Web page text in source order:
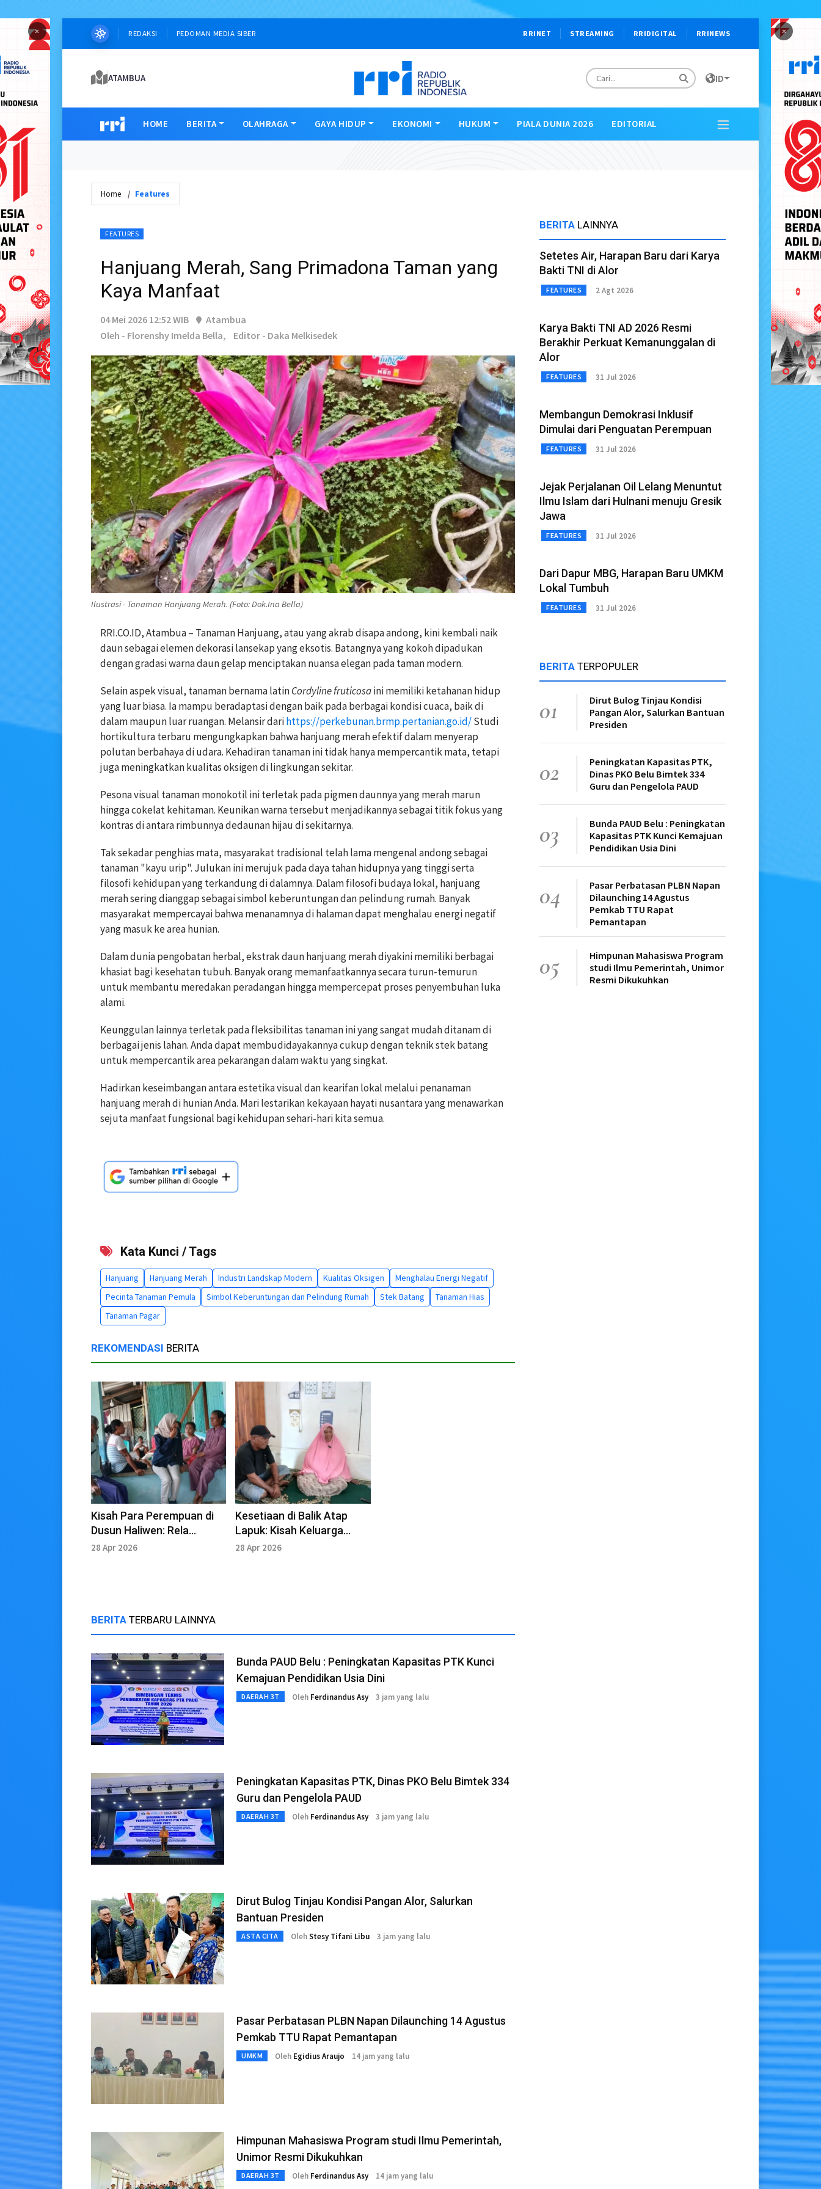
× ×
REDAKSI PEDOMAN MEDIA SIBER RRINET STREAMING RRIDIGITAL RRINEWS
ATAMBUA ID
HOME BERITA OLAHRAGA GAYA HIDUP EKONOMI HUKUM PIALA DUNIA 2026 EDITORIAL
Home Features
FEATURES
Hanjuang Merah, Sang Primadona Taman yang
Kaya Manfaat
04 Mei 2026 12:52 WIB
Atambua
Oleh - Florenshy Imelda Bella,
Editor - Daka Melkisedek
Ilustrasi - Tanaman Hanjuang Merah. (Foto: Dok.Ina Bella)
RRI.CO.ID, Atambua – Tanaman Hanjuang, atau yang akrab disapa andong, kini kembali naik
daun sebagai elemen dekorasi lansekap yang eksotis. Batangnya yang kokoh dipadukan
dengan gradasi warna daun gelap menciptakan nuansa elegan pada taman modern.
Selain aspek visual, tanaman bernama latinCordyline fruticosaini memiliki ketahanan hidup
yang luar biasa. Ia mampu beradaptasi dengan baik pada berbagai kondisi cuaca, baik di
dalam maupun luar ruangan. Melansir darihttps://perkebunan.brmp.pertanian.go.id/Studi
hortikultura terbaru mengungkapkan bahwa hanjuang merah efektif dalam menyerap
polutan berbahaya di udara. Kehadiran tanaman ini tidak hanya mempercantik mata, tetapi
juga meningkatkan kualitas oksigen di lingkungan sekitar.
Pesona visual tanaman monokotil ini terletak pada pigmen daunnya yang merah marun
hingga cokelat kehitaman. Keunikan warna tersebut menjadikannya sebagai titik fokus yang
kontras di antara rimbunnya dedaunan hijau di sekitarnya.
Tak sekadar penghias mata, masyarakat tradisional telah lama mengenal andong sebagai
tanaman "kayu urip". Julukan ini merujuk pada daya tahan hidupnya yang tinggi serta
filosofi kehidupan yang terkandung di dalamnya. Dalam filosofi budaya lokal, hanjuang
merah sering dianggap sebagai simbol keberuntungan dan pelindung rumah. Banyak
masyarakat mempercayai bahwa menanamnya di halaman dapat menghalau energi negatif
yang masuk ke area hunian.
Dalam dunia pengobatan herbal, ekstrak daun hanjuang merah diyakini memiliki berbagai
khasiat bagi kesehatan tubuh. Banyak orang memanfaatkannya secara turun-temurun
untuk membantu meredakan peradangan hingga mempercepat proses penyembuhan luka
alami.
Keunggulan lainnya terletak pada fleksibilitas tanaman ini yang sangat mudah ditanam di
berbagai jenis lahan. Anda dapat membudidayakannya cukup dengan teknik stek batang
untuk mempercantik area pekarangan dalam waktu yang singkat.
Hadirkan keseimbangan antara estetika visual dan kearifan lokal melalui penanaman
hanjuang merah di hunian Anda. Mari lestarikan kekayaan hayati nusantara yang menawarkan
sejuta manfaat fungsional bagi kehidupan sehari-hari kita semua.
Kata Kunci / Tags
Hanjuang Hanjuang Merah Industri Landskap Modern Kualitas Oksigen
Menghalau Energi Negatif
Pecinta Tanaman Pemula
Simbol Keberuntungan dan Pelindung Rumah Stek Batang
Tanaman Hias
Tanaman Pagar
REKOMENDASI BERITA
Kisah Para Perempuan di
Dusun Haliwen: Rela
Tinggalkan Segalanya Demi
28 Apr 2026
Kesetiaan di Balik Atap
Lapuk: Kisah Keluarga
Binsolo Menjaga Indonesia
28 Apr 2026
BERITA TERBARU LAINNYA
Bunda PAUD Belu : Peningkatan Kapasitas PTK Kunci
Kemajuan Pendidikan Usia Dini
DAERAH 3T Oleh Ferdinandus Asy 3 jam yang lalu
Peningkatan Kapasitas PTK, Dinas PKO Belu Bimtek 334
Guru dan Pengelola PAUD
DAERAH 3T Oleh Ferdinandus Asy 3 jam yang lalu
Dirut Bulog Tinjau Kondisi Pangan Alor, Salurkan
Bantuan Presiden
ASTA CITA OlehStesy Tifani Libu 3 jam yang lalu
Pasar Perbatasan PLBN Napan Dilaunching 14 Agustus
Pemkab TTU Rapat Pemantapan
UMKM Oleh Egidius Araujo 14 jam yang lalu
Himpunan Mahasiswa Program studi Ilmu Pemerintah,
Unimor Resmi Dikukuhkan
DAERAH 3T Oleh Ferdinandus Asy 14 jam yang lalu
BERITA LAINNYA
Setetes Air, Harapan Baru dari Karya
Bakti TNI di Alor
FEATURES 2 Agt 2026
Karya Bakti TNI AD 2026 Resmi
Berakhir Perkuat Kemanunggalan di
Alor
FEATURES 31 Jul 2026
Membangun Demokrasi Inklusif
Dimulai dari Penguatan Perempuan
FEATURES 31 Jul 2026
Jejak Perjalanan Oil Lelang Menuntut
Ilmu Islam dari Hulnani menuju Gresik
Jawa
FEATURES 31 Jul 2026
Dari Dapur MBG, Harapan Baru UMKM
Lokal Tumbuh
FEATURES 31 Jul 2026
BERITA TERPOPULER
01
Dirut Bulog Tinjau Kondisi
Pangan Alor, Salurkan Bantuan
Presiden
02
Peningkatan Kapasitas PTK,
Dinas PKO Belu Bimtek 334
Guru dan Pengelola PAUD
03
Bunda PAUD Belu : Peningkatan
Kapasitas PTK Kunci Kemajuan
Pendidikan Usia Dini
04
Pasar Perbatasan PLBN Napan
Dilaunching 14 Agustus
Pemkab TTU Rapat
Pemantapan
05
Himpunan Mahasiswa Program
studi Ilmu Pemerintah, Unimor
Resmi Dikukuhkan